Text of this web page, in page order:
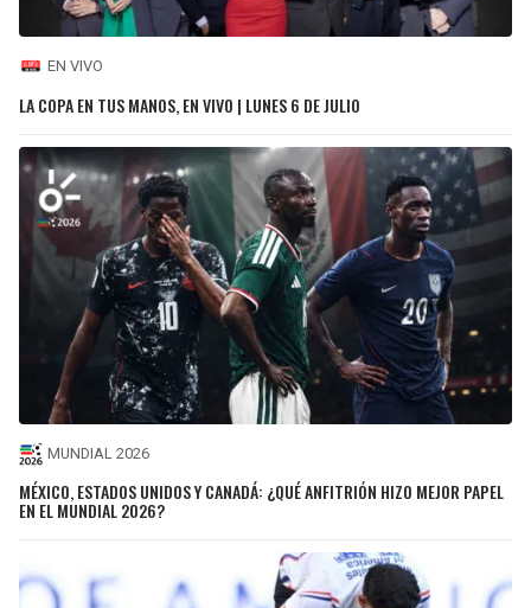
EN VIVO
LA COPA EN TUS MANOS, EN VIVO | LUNES 6 DE JULIO
MUNDIAL 2026
MÉXICO, ESTADOS UNIDOS Y CANADÁ: ¿QUÉ ANFITRIÓN HIZO MEJOR PAPEL
EN EL MUNDIAL 2026?